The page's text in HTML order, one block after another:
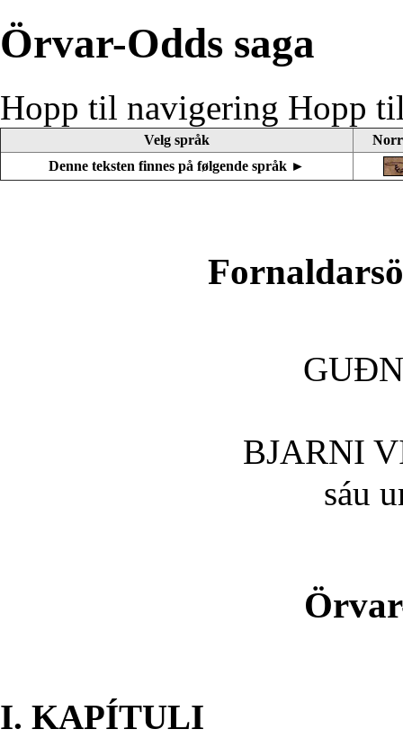
Örvar-Odds saga
Hopp til navigering Hopp
Velg språk
Denne teksten finnes på følgende språk ►
BJARNI
sáu
I. KAPÍTULI